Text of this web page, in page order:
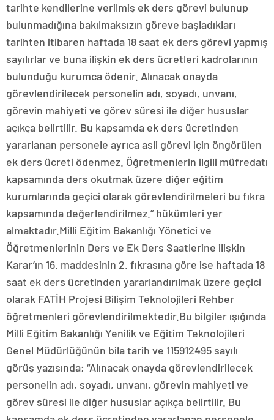
tarihte kendilerine verilmiş ek ders görevi bulunup
bulunmadığına bakılmaksızın göreve başladıkları
tarihten itibaren haftada 18 saat ek ders görevi yapmış
sayılırlar ve buna ilişkin ek ders ücretleri kadrolarının
bulunduğu kurumca ödenir. Alınacak onayda
görevlendirilecek personelin adı, soyadı, unvanı,
görevin mahiyeti ve görev süresi ile diğer hususlar
açıkça belirtilir. Bu kapsamda ek ders ücretinden
yararlanan personele ayrıca asli görevi için öngörülen
ek ders ücreti ödenmez. Öğretmenlerin ilgili müfredatı
kapsamında ders okutmak üzere diğer eğitim
kurumlarında geçici olarak görevlendirilmeleri bu fıkra
kapsamında değerlendirilmez.” hükümleri yer
almaktadır.Milli Eğitim Bakanlığı Yönetici ve
Öğretmenlerinin Ders ve Ek Ders Saatlerine ilişkin
Karar’ın 16. maddesinin 2. fıkrasına göre ise haftada 18
saat ek ders ücretinden yararlandırılmak üzere geçici
olarak FATİH Projesi Bilişim Teknolojileri Rehber
öğretmenleri görevlendirilmektedir.Bu bilgiler ışığında
Milli Eğitim Bakanlığı Yenilik ve Eğitim Teknolojileri
Genel Müdürlüğünün bila tarih ve 115912495 sayılı
görüş yazısında; “Alınacak onayda görevlendirilecek
personelin adı, soyadı, unvanı, görevin mahiyeti ve
görev süresi ile diğer hususlar açıkça belirtilir. Bu